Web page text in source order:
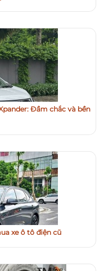
Đầm chắc và bền
xe ô tô điện cũ